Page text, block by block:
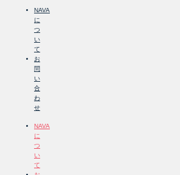
NAVA
に
つ
い
て
お
問
い
合
わ
せ
NAVA
に
つ
い
て